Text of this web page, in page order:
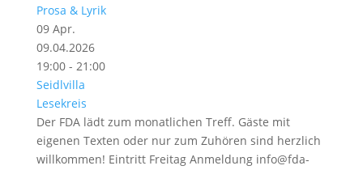
Prosa & Lyrik
09 Apr.
09.04.2026
19:00 - 21:00
Seidlvilla
Lesekreis
Der FDA lädt zum monatlichen Treff. Gäste mit
eigenen Texten oder nur zum Zuhören sind herzlich
willkommen! Eintritt Freitag Anmeldung info@fda-